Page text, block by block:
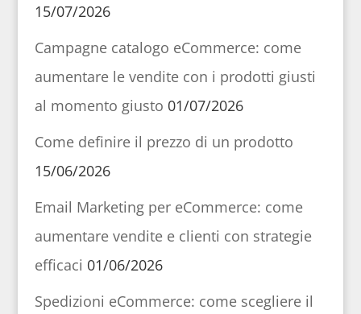
15/07/2026
Campagne catalogo eCommerce: come
aumentare le vendite con i prodotti giusti
al momento giusto 01/07/2026
Come definire il prezzo di un prodotto
15/06/2026
Email Marketing per eCommerce: come
aumentare vendite e clienti con strategie
efficaci 01/06/2026
Spedizioni eCommerce: come scegliere il